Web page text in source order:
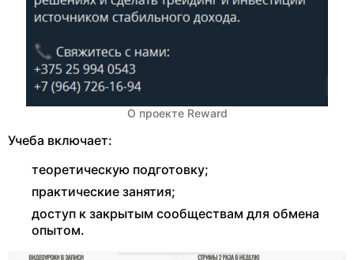
О проекте Reward
Учеба включает:
теоретическую подготовку;
практические занятия;
доступ к закрытым сообществам для обмена
опытом.